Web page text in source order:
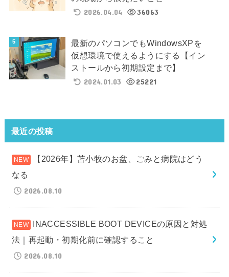
2026.04.04
36063
最新のパソコンでもWindowsXPを
仮想環境で使えるようにする【イン
ストールから初期設定まで】
2024.01.03
25221
最近の投稿
【2026年】苫小牧のお盆、ごみと病院はどう
なる
2026.08.10
INACCESSIBLE BOOT DEVICEの原因と対処
法｜再起動・初期化前に確認すること
2026.08.10